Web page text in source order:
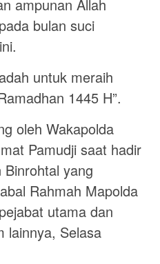
ampunan Allah
bulan suci
untuk meraih
1445 H”.
oleh Wakapolda
Pamudji saat hadir
yang
Rahmah Mapolda
utama dan
lainnya, Selasa